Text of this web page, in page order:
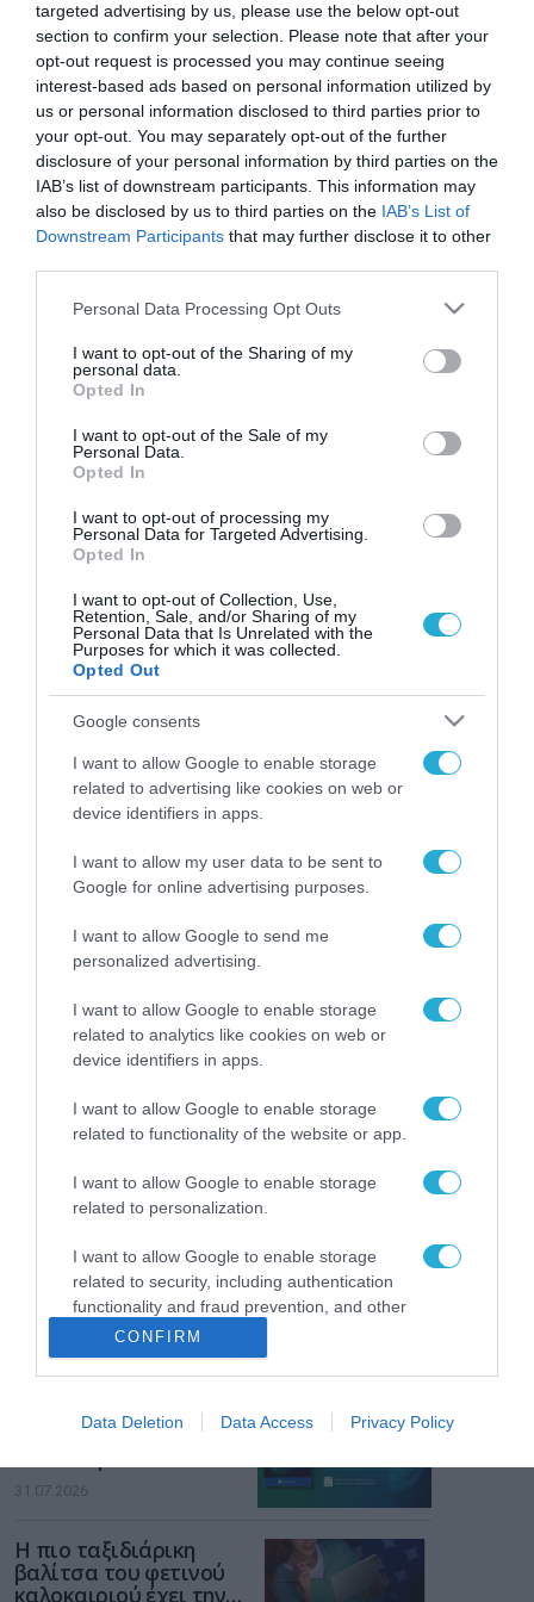
targeted advertising by us, please use the below opt-out
section to confirm your selection. Please note that after your
opt-out request is processed you may continue seeing
interest-based ads based on personal information utilized by
us or personal information disclosed to third parties prior to
your opt-out. You may separately opt-out of the further
disclosure of your personal information by third parties on the
IAB’s list of downstream participants. This information may
also be disclosed by us to third parties on the IAB’s List of
Downstream Participants that may further disclose it to other
Please note that this website/app uses one or more Google
not limited to your visit or usage behaviour. You may click to
grant or deny consent to Google and its third-party tags to
use your data for below specified purposes in below Google
consent section.
Personal Data Processing Opt Outs
I want to opt-out of the Sharing of my
personal data.
Opted In
I want to opt-out of the Sale of my
Personal Data.
Opted In
I want to opt-out of processing my
Personal Data for Targeted Advertising.
Opted In
I want to opt-out of Collection, Use,
Retention, Sale, and/or Sharing of my
Personal Data that Is Unrelated with the
Purposes for which it was collected.
Opted Out
Google consents
I want to allow Google to enable storage
related to advertising like cookies on web or
device identifiers in apps.
I want to allow my user data to be sent to
Google for online advertising purposes.
I want to allow Google to send me
personalized advertising.
I want to allow Google to enable storage
related to analytics like cookies on web or
device identifiers in apps.
I want to allow Google to enable storage
related to functionality of the website or app.
I want to allow Google to enable storage
related to personalization.
I want to allow Google to enable storage
related to security, including authentication
functionality and fraud prevention, and other
user protection.
CONFIRM
Data Deletion Data Access Privacy Policy
ΟΙΚΟΝΟΜΙΑ
Κώστας Μπακογιάννης: Το
“Agora Athens” μπορεί να
αποτελέσει πρότυπο για όλη την
Ελλάδα
14.03.2022
ΡΟΗ ΕΙΔΗΣΕΩΝ
Το χρηματοδοτούμενο
από την ΕΕ έργο “The
Gaming Police”
ενισχύει την ασφάλεια
των παιδιών στο
διαδίκτυο
ΑΑΔΕ: Διευκρινίσεις
παραβάσεις που
αφορούν τους ΦΗΜ
Σ. Καλαφάτης: «Η
Τεχνητή Νοημοσύνη
δεν είναι απλώς μια
νέα τεχνολογία, είναι
μια νέα βιομηχανική
31.07.2026
Νέος οδηγός του ΕΚΤ
για τη χρηματοδότηση
επιχειρήσεων στον
χώρο της άμυνας
31.07.2026
Η πιο ταξιδιάρικη
βαλίτσα του φετινού
καλοκαιριού έχει την